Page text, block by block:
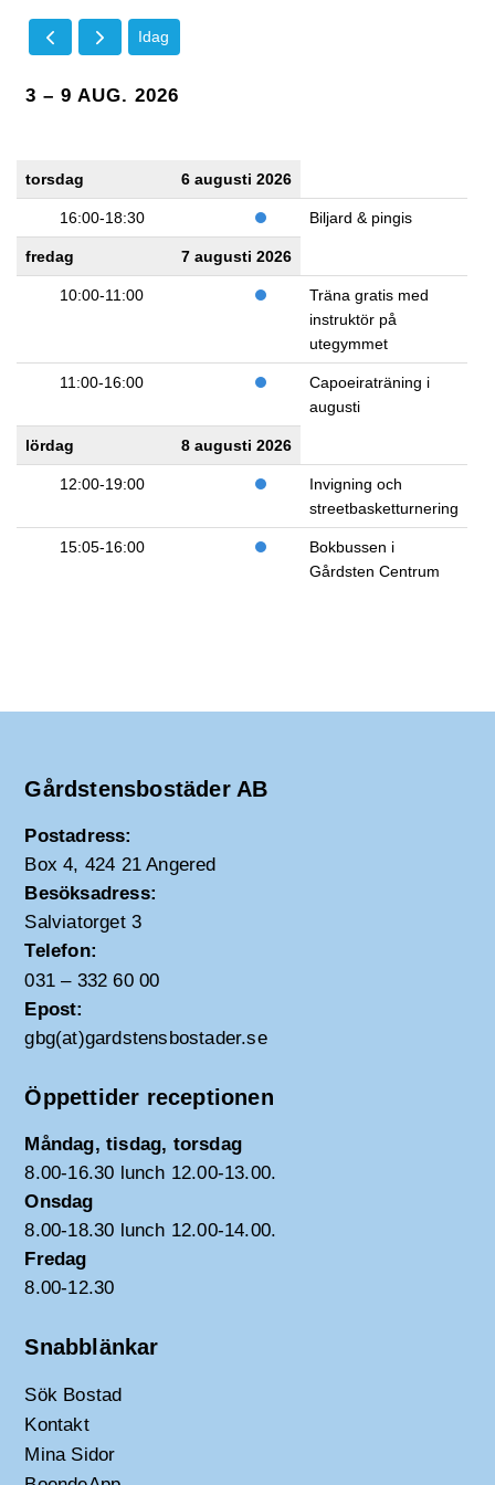
Idag
3 – 9 AUG. 2026
torsdag 6 augusti 2026
16:00-18:30 Biljard & pingis
fredag 7 augusti 2026
10:00-11:00
Träna gratis med
instruktör på
utegymmet
11:00-16:00
Capoeiraträning i
augusti
lördag 8 augusti 2026
12:00-19:00
Invigning och
streetbasketturnering
15:05-16:00
Bokbussen i
Gårdsten Centrum
Gårdstensbostäder AB
Postadress:
Box 4, 424 21 Angered
Besöksadress:
Salviatorget 3
Telefon:
031 – 332 60 00
Epost:
gbg(at)gardstensbostader.se
Öppettider receptionen
Måndag, tisdag, torsdag
8.00-16.30 lunch 12.00-13.00.
Onsdag
8.00-18.30 lunch 12.00-14.00.
Fredag
8.00-12.30
Snabblänkar
Sök Bostad
Kontakt
Mina Sidor